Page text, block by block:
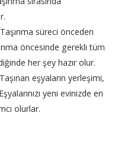
süreci önceden
öncesinde gerekli tüm
her şey hazır olur.
eşyaların yerleşimi,
yeni evinizde en
olurlar.